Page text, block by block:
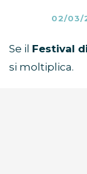
02/03/
Se il Festival
si moltiplica.